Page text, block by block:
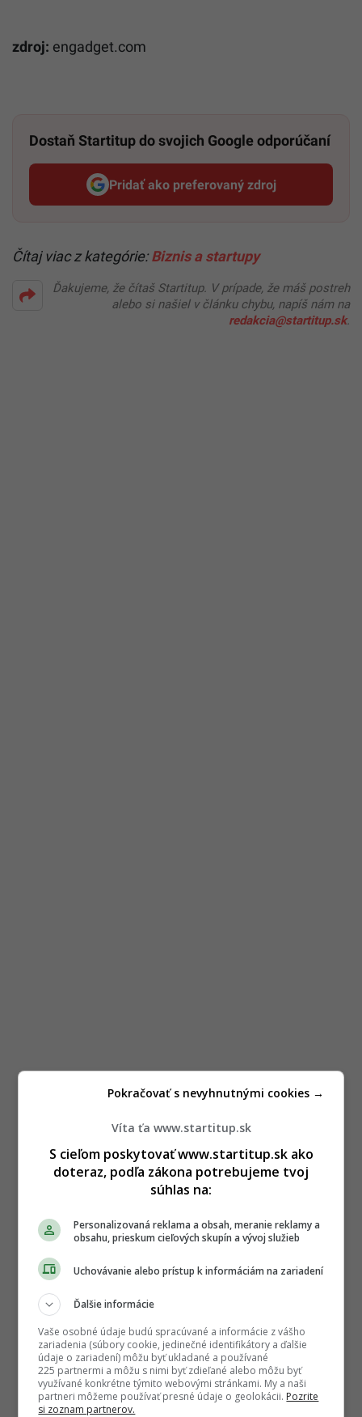
zdroj: engadget.com
Dostaň Startitup do svojich Google odporúčaní
Pridať ako preferovaný zdroj
Startitup, odkaz sa otvorí v
Čítaj viac z kategórie:Biznis a startupy
Ďakujeme, že čítaš Startitup. V prípade, že máš postreh
alebo si našiel v článku chybu, napíš nám na
redakcia@startitup.sk.
Víta ťa www.startitup.sk
S cieľom poskytovať www.startitup.sk ako
doteraz, podľa zákona potrebujeme tvoj
súhlas na:
Personalizovaná reklama a obsah, meranie reklamy a
obsahu, prieskum cieľových skupín a vývoj služieb
Uchovávanie alebo prístup k informáciám na zariadení
Ďalšie informácie
Vaše osobné údaje budú spracúvané a informácie z vášho
zariadenia (súbory cookie, jedinečné identifikátory a ďalšie
údaje o zariadení) môžu byť ukladané a používané
225 partnermi a môžu s nimi byť zdieľané alebo môžu byť
využívané konkrétne týmito webovými stránkami. My a naši
partneri môžeme používať presné údaje o geolokácii. Pozrite
si zoznam partnerov.
Pokračovať s nevyhnutnými cookies →